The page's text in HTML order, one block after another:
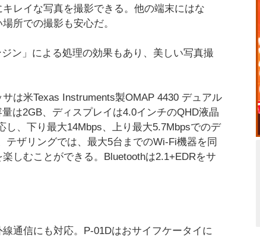
レイな写真を撮影できる。他の端末にはな
所での撮影も安心だ。
ン」による処理の効果もあり、美しい写真撮
は米Texas Instruments製OMAP 4430 デュアル
は2GB、ディスプレイは4.0インチのQHD液晶
し、下り最大14Mbps、上り最大5.7Mbpsでのデ
ザリングでは、最大5台までのWi-Fi機器を同
しむことができる。Bluetoothは2.1+EDRをサ
通信にも対応。P-01Dはおサイフケータイに